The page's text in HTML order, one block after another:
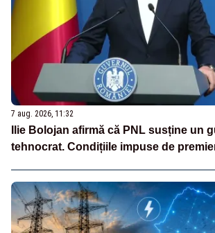
7 aug. 2026, 11:32
Ilie Bolojan afirmă că PNL susține un
tehnocrat. Condițiile impuse de